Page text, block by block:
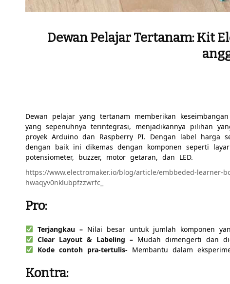
Dewan Pelajar Tertanam: Kit
Dewan pelajar yang tertanam memberikan
yang sepenuhnya terintegrasi, menjadikannya pilihan
proyek Arduino dan Raspberry PI. Dengan label harga
dengan baik ini dikemas dengan komponen seperti
potensiometer, buzzer, motor getaran, dan LED.
https://www.electromaker.io/blog/article/embbeded-learner-
hwaqyv0nklubpfzzwrfc_
Pro:
Terjangkau – Nilai besar untuk jumlah komponen
Clear Layout & Labeling – Mudah dimengerti dan
Kode contoh pra-tertulis- Membantu dalam
Kontra: